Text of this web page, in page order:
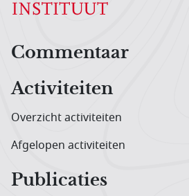
Hoofdnavigatiemenu
Commentaar
Activiteiten
Overzicht activiteiten
Afgelopen activiteiten
Publicaties